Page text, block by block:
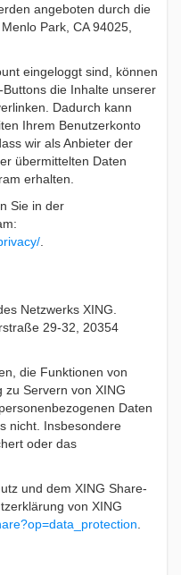
angeboten durch die
Park, CA 94025,
eingeloggt sind, können
die Inhalte unserer
Dadurch kann
Ihrem Benutzerkonto
wir als Anbieter der
übermittelten Daten
erhalten.
Sie in der
Netzwerks XING.
29-32, 20354
die Funktionen von
zu Servern von XING
Daten
nicht. Insbesondere
oder das
und dem XING Share-
von XING